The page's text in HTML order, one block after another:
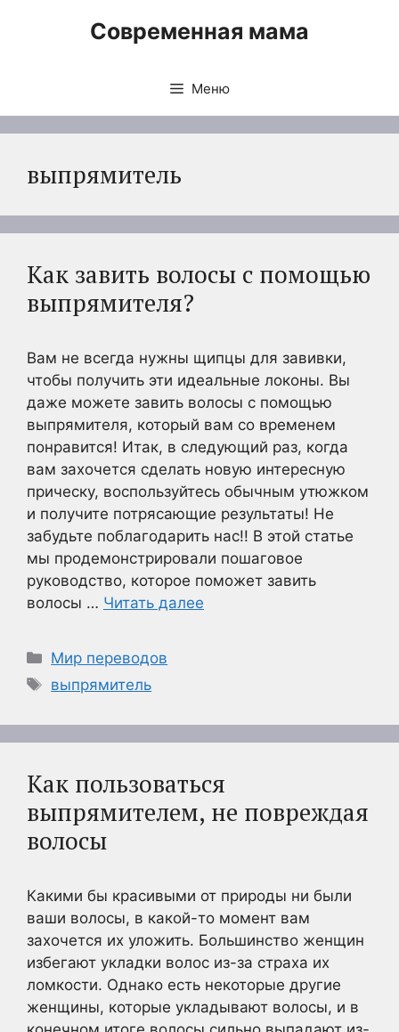
Современная мама
Меню
выпрямитель
Как завить волосы с помощью
выпрямителя?
Вам не всегда нужны щипцы для завивки,
чтобы получить эти идеальные локоны. Вы
даже можете завить волосы с помощью
выпрямителя, который вам со временем
понравится! Итак, в следующий раз, когда
вам захочется сделать новую интересную
прическу, воспользуйтесь обычным утюжком
и получите потрясающие результаты! Не
забудьте поблагодарить нас!! В этой статье
мы продемонстрировали пошаговое
руководство, которое поможет завить
волосы … Читать далее
Рубрики
Мир переводов
Метки
выпрямитель
Как пользоваться
выпрямителем, не повреждая
волосы
Какими бы красивыми от природы ни были
ваши волосы, в какой-то момент вам
захочется их уложить. Большинство женщин
избегают укладки волос из-за страха их
ломкости. Однако есть некоторые другие
женщины, которые укладывают волосы, и в